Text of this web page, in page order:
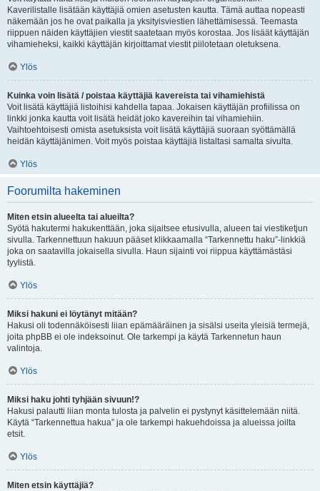
Kaverilistalle lisätään käyttäjiä omien asetusten kautta. Tämä auttaa nopeasti
näkemään jos he ovat paikalla ja yksityisviestien lähettämisessä. Teemasta
riippuen näiden käyttäjien viestit saatetaan myös korostaa. Jos lisäät käyttäjän
vihamieheksi, kaikki käyttäjän kirjoittamat viestit piilotetaan oletuksena.
Ylös
Kuinka voin lisätä / poistaa käyttäjiä kavereista tai vihamiehistä
Voit lisätä käyttäjiä listoihisi kahdella tapaa. Jokaisen käyttäjän profiilissa on
linkki jonka kautta voit lisätä heidät joko kavereihin tai vihamiehiin.
Vaihtoehtoisesti omista asetuksista voit lisätä käyttäjiä suoraan syöttämällä
heidän käyttäjänimen. Voit myös poistaa käyttäjiä listaltasi samalta sivulta.
Ylös
Foorumilta hakeminen
Miten etsin alueelta tai alueilta?
Syötä hakutermi hakukenttään, joka sijaitsee etusivulla, alueen tai viestiketjun
sivulla. Tarkennettuun hakuun pääset klikkaamalla “Tarkennettu haku”-linkkiä
joka on saatavilla jokaisella sivulla. Haun sijainti voi riippua käyttämästäsi
tyylistä.
Ylös
Miksi hakuni ei löytänyt mitään?
Hakusi oli todennäköisesti liian epämääräinen ja sisälsi useita yleisiä termejä,
joita phpBB ei ole indeksoinut. Ole tarkempi ja käytä Tarkennetun haun
valintoja.
Ylös
Miksi haku johti tyhjään sivuun!?
Hakusi palautti liian monta tulosta ja palvelin ei pystynyt käsittelemään niitä.
Käytä “Tarkennettua hakua” ja ole tarkempi hakuehdoissa ja alueissa joilta
etsit.
Ylös
Miten etsin käyttäjiä?